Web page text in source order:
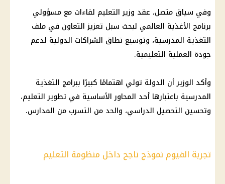
وفي سياق متصل، عقد وزير التعليم لقاءات مع مسؤولي
برنامج الأغذية العالمي لبحث سبل تعزيز التعاون في ملف
التغذية المدرسية، وتوسيع نطاق الشراكات الدولية لدعم
جودة العملية التعليمية.
وأكد الوزير أن الدولة تولي اهتمامًا كبيرًا ببرامج التغذية
المدرسية باعتبارها أحد المحاور الأساسية في تطوير التعليم،
وتحسين التحصيل الدراسي، والحد من التسرب من المدارس.
تجربة الفيوم نموذج ناجح داخل منظومة التعليم